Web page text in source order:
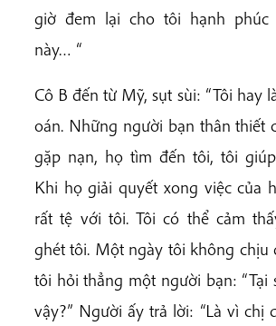
giờ đem lại cho tôi hạnh
này… “
Cô B đến từ Mỹ, sụt sùi: “Tôi hay
oán. Những người bạn thân thiết
gặp nạn, họ tìm đến tôi, tôi
Khi họ giải quyết xong việc của
rất tệ với tôi. Tôi có thể cảm
ghét tôi. Một ngày tôi không chịu
tôi hỏi thẳng một người bạn: “Tại
vậy?” Người ấy trả lời: “Là vì chị